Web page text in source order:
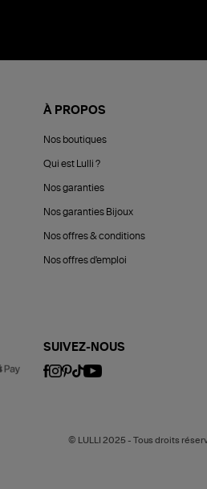
À PROPOS
Nos boutiques
Qui est Lulli ?
Nos garanties
Nos garanties Bijoux
Nos offres & conditions
Nos offres d'emploi
SUIVEZ-NOUS
© LULLI 2025 - Tous droits